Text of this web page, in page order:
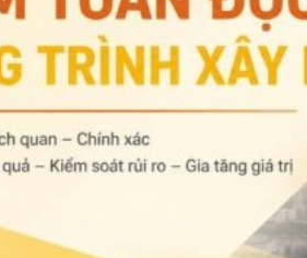
Tổ chức khoa học công nghệ
Đơn vị sự nghiệp công lập
Công cụ kiểm tra đối tượng bắt
Hướng dẫn tuân thủ